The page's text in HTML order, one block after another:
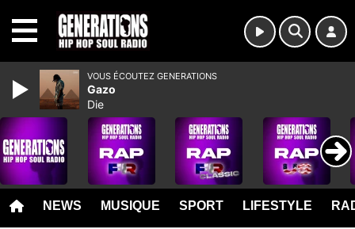
NEWS MUSIQUE SPORT LIFESTYLE
VOUS ÉCOUTEZ GENERATIONS
Gazo
Die